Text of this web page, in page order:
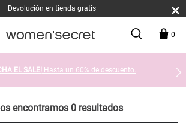
Devolución en tienda gratis
0
EL SALE! Hasta un 60% de descuento.
encontramos 0 resultados